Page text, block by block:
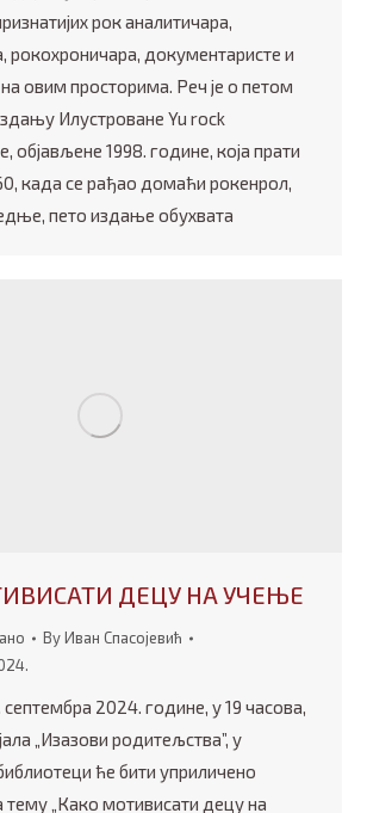
рок аналитичара,
рокохроничара, документаристе и
овим просторима. Реч је о петом
Илустроване Yu rock
објављене 1998. године, која прати
када се рађао домаћи рокенрол,
пето издање обухвата
ДЕЦУ НА УЧЕЊЕ
ByИван Спасојевић
септембра 2024. године, у 19 часова,
„Изазови родитељства”, у
ће бити уприличено
„Како мотивисати децу на